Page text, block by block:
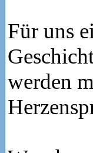
Für uns
werden